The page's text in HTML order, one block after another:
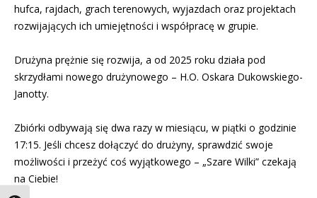
hufca, rajdach, grach terenowych, wyjazdach oraz projektach
rozwijających ich umiejętności i współpracę w grupie.
Drużyna prężnie się rozwija, a od 2025 roku działa pod
skrzydłami nowego drużynowego – H.O. Oskara Dukowskiego-
Janotty.
Zbiórki odbywają się dwa razy w miesiącu, w piątki o godzinie
17:15. Jeśli chcesz dołączyć do drużyny, sprawdzić swoje
możliwości i przeżyć coś wyjątkowego – „Szare Wilki” czekają
na Ciebie!